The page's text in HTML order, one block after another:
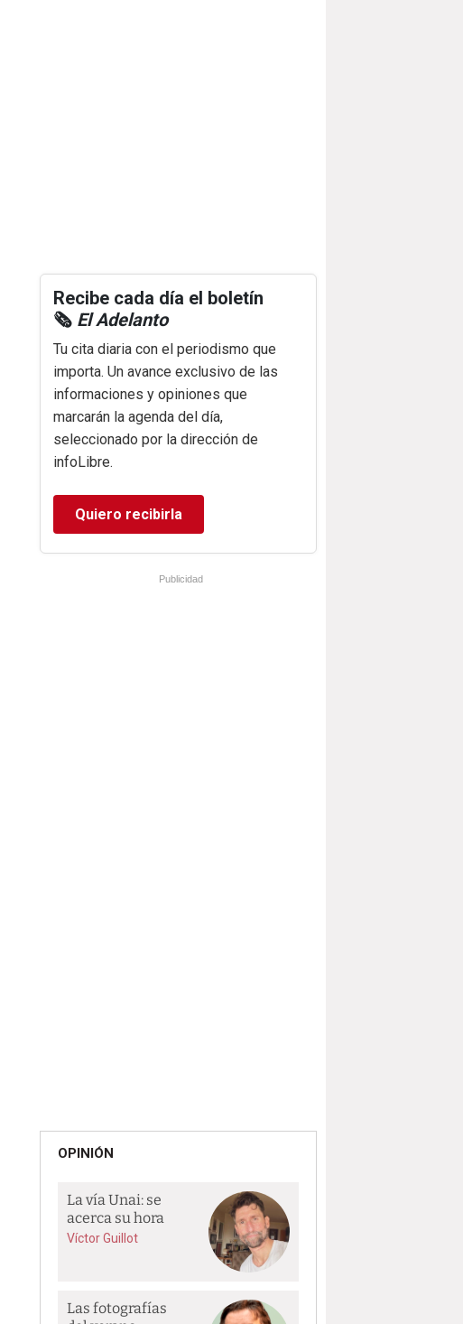
Recibe cada día el boletín
🗞️ El Adelanto
Tu cita diaria con el periodismo que
importa. Un avance exclusivo de las
informaciones y opiniones que
marcarán la agenda del día,
seleccionado por la dirección de
infoLibre.
Quiero recibirla
Publicidad
OPINIÓN
La vía Unai: se
acerca su hora
Víctor Guillot
Las fotografías